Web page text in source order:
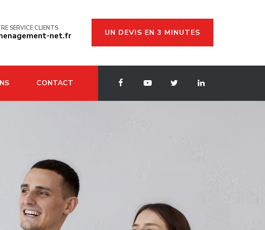
SERVICE CLIENTS
net.fr UN DEVIS EN 3 MINUTES
CONTACT